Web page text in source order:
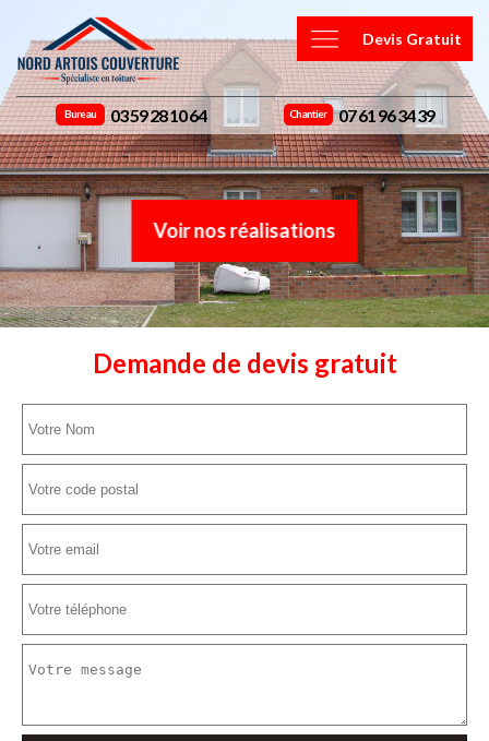
Devis Gratuit
Bureau 03 59 28 10 64 Chantier 07 61 96 34 39
Voir nos réalisations
Demande de devis gratuit